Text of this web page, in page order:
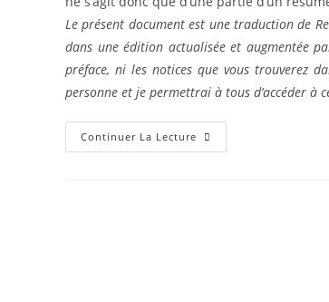
Le présent document est une traduction de
dans une édition actualisée et augmentée
préface, ni les notices que vous trouverez
personne et je permettrai à tous d’accéder à
Continuer La Lecture Traité
Du